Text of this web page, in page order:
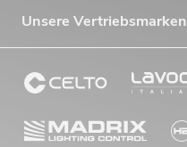
Unsere Vertriebsmarken